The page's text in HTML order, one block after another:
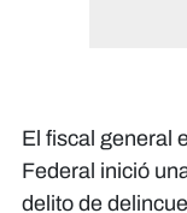
El fiscal general
Federal inició
delito de